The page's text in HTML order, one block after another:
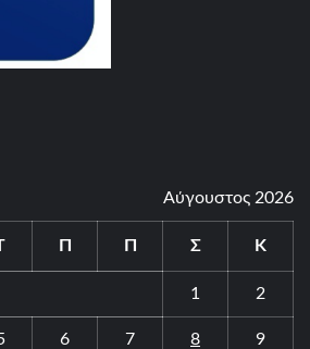
Αύγουστος 2026
Π Π Σ Κ
1 2
6 7 8 9